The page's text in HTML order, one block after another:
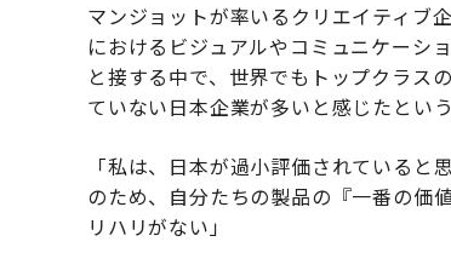
マンジョットが率いるクリエイティ
におけるビジュアルやコミュニケーシ
と接する中で、世界でもトップクラス
ていない日本企業が多いと感じたという
「私は、日本が過小評価されている
のため、自分たちの製品の『一番の価
リハリがない」